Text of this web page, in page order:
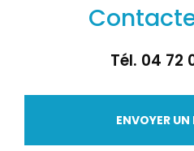
Tél. 04 72
ENVOYER UN